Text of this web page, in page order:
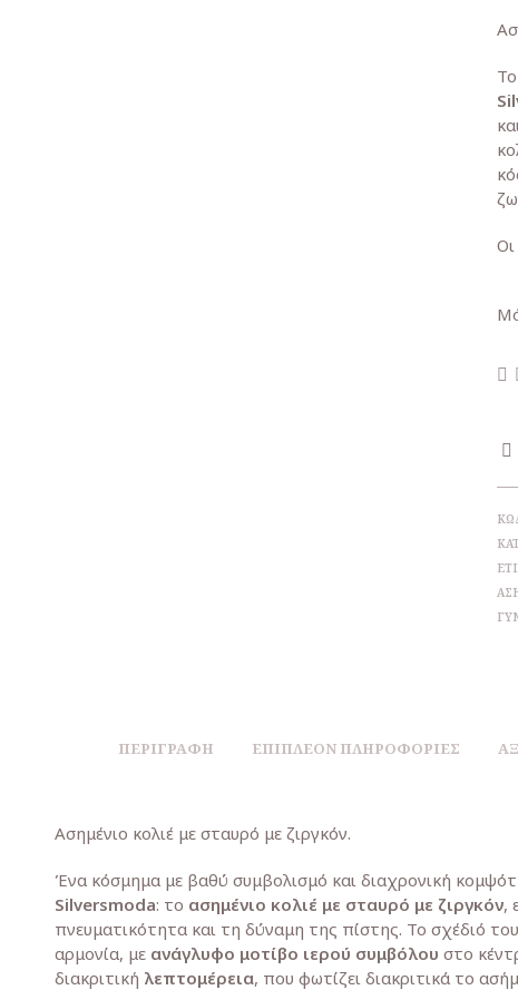
Το
ΠΕΡΙΓΡΑΦΉ ΕΠΙΠΛΈΟΝ ΠΛΗΡΟΦΟΡΊΕΣ
Ασημένιο κολιέ με σταυρό με ζιργκόν.
Ένα κόσμημα με βαθύ συμβολισμό και διαχρονική
Silversmoda: το ασημένιο κολιέ με σταυρό με ζιργκόν,
πνευματικότητα και τη δύναμη της πίστης. Το σχέδιό
αρμονία, με ανάγλυφο μοτίβο ιερού συμβόλου στο
διακριτική λεπτομέρεια, που φωτίζει διακριτικά το